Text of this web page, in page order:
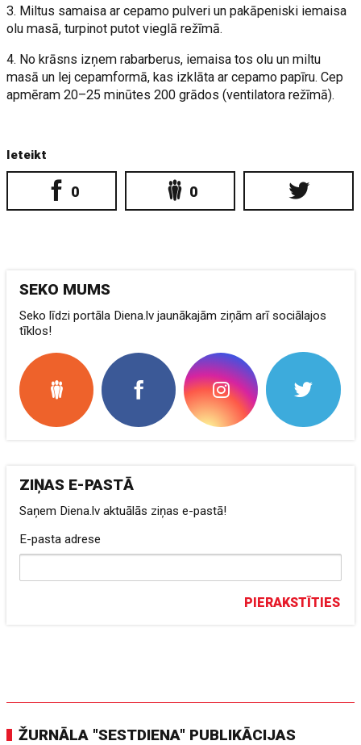
3. Miltus samaisa ar cepamo pulveri un pakāpeniski iemaisa
olu masā, turpinot putot vieglā režīmā.
4. No krāsns izņem rabarberus, iemaisa tos olu un miltu
masā un lej cepamformā, kas izklāta ar cepamo papīru. Cep
apmēram 20–25 minūtes 200 grādos (ventilatora režīmā).
Ieteikt
0 0
SEKO MUMS
Seko līdzi portāla Diena.lv jaunākajām ziņām arī sociālajos
tīklos!
ZIŅAS E-PASTĀ
Saņem Diena.lv aktuālās ziņas e-pastā!
E-pasta adrese
PIERAKSTĪTIES
ŽURNĀLA "SESTDIENA" PUBLIKĀCIJAS